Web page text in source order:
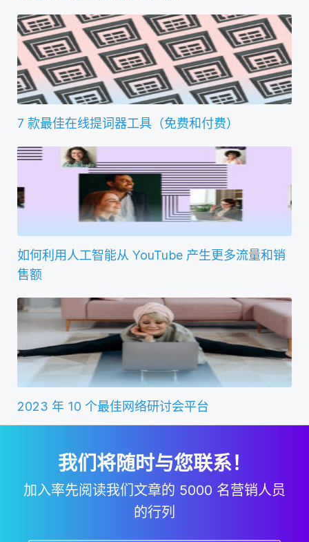
7 款最佳在线提词器工具（免费和付费）
如何利用人工智能从 YouTube 产生更多流量和销
售额
2023 年 10 个最佳网络研讨会平台
我们将随时与您联系！
加入率先阅读我们文章的 5000 名营销人员
的行列